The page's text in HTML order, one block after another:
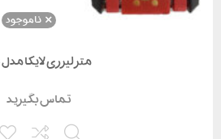
ناموجود
متر لیزری لایکا مدل X3
تماس بگیرید